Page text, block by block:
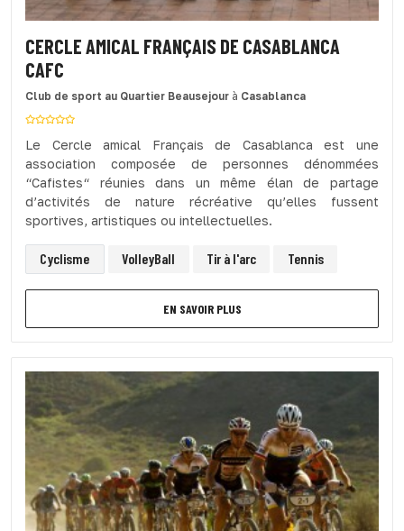
CERCLE AMICAL FRANÇAIS DE CASABLANCA
CAFC
Club de sport au Quartier Beausejour à Casablanca
Le Cercle amical Français de Casablanca est une
association composée de personnes dénommées
“Cafistes“ réunies dans un même élan de partage
d’activités de nature récréative qu’elles fussent
sportives, artistiques ou intellectuelles.
Cyclisme VolleyBall Tir à l'arc Tennis
EN SAVOIR PLUS